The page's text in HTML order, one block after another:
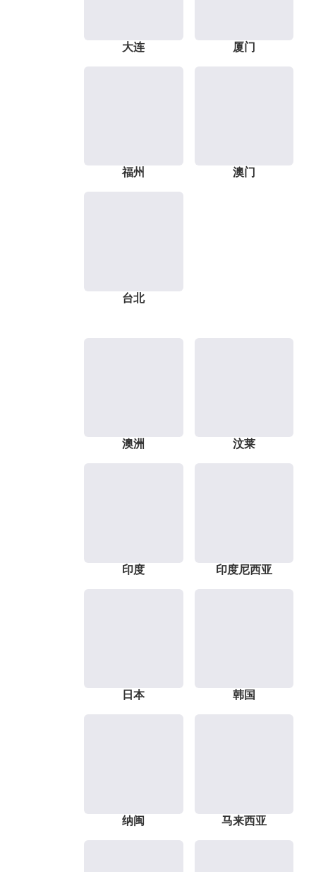
大连 厦门
福州 澳门
台北
澳洲 汶莱
印度 印度尼西亚
日本 韩国
纳闽 马来西亚